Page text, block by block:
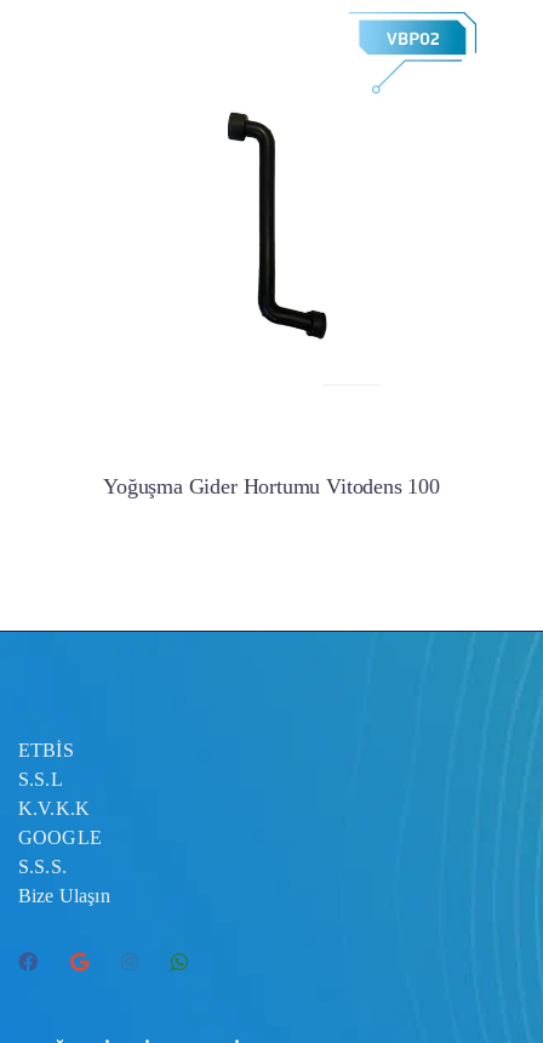
Yoğuşma Gider Hortumu Vitodens 100
ETBİS
S.S.L
K.V.K.K
GOOGLE
S.S.S.
Bize Ulaşın